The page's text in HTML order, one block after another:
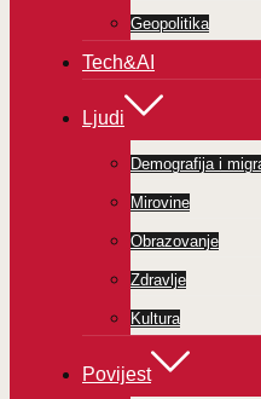
Geopolitika
Tech&AI
Ljudi
Demografija i
Mirovine
Obrazovanje
Zdravlje
Kultura
Povijest